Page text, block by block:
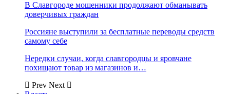
В Славгороде мошенники продолжают обманывать
доверчивых граждан
Россияне выступили за бесплатные переводы средств
самому себе
Нередки случаи, когда славгородцы и яровчане
похищают товар из магазинов и…
Prev Next